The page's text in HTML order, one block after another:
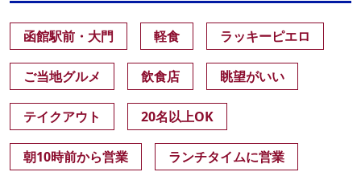
函館駅前・大門 軽食 ラッキーピエロ
ご当地グルメ 飲食店 眺望がいい
テイクアウト 20名以上OK
朝10時前から営業 ランチタイムに営業